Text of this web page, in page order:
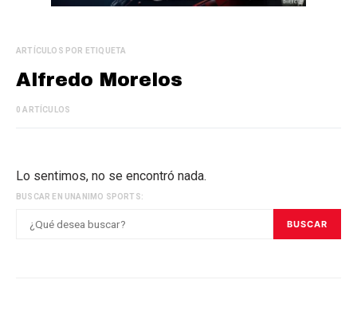
ARTÍCULOS POR ETIQUETA
Alfredo Morelos
0 ARTÍCULOS
Lo sentimos, no se encontró nada.
BUSCAR EN UNANIMO SPORTS:
BUSCAR